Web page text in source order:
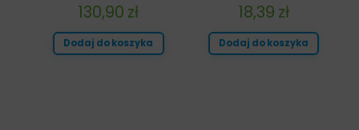
18,39 zł
Dodaj do koszyka
130,90 zł
Dodaj do koszyka